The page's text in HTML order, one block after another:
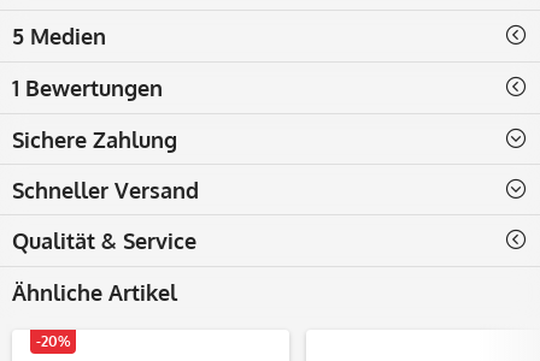
5 Medien
1 Bewertungen
Sichere Zahlung
Schneller Versand
Qualität & Service
Ähnliche Artikel
-20%